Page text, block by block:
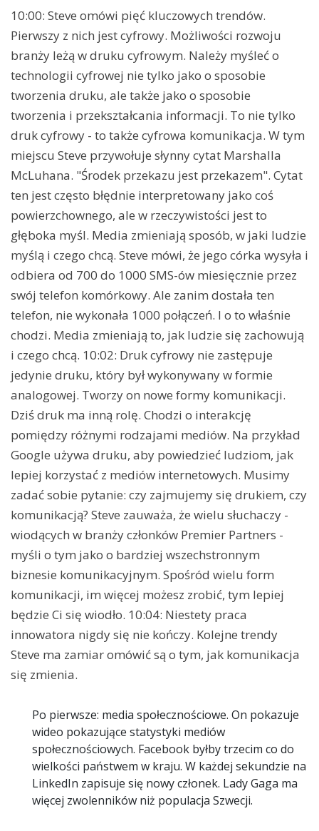
10:00: Steve omówi pięć kluczowych trendów.
Pierwszy z nich jest cyfrowy. Możliwości rozwoju
branży leżą w druku cyfrowym. Należy myśleć o
technologii cyfrowej nie tylko jako o sposobie
tworzenia druku, ale także jako o sposobie
tworzenia i przekształcania informacji. To nie tylko
druk cyfrowy - to także cyfrowa komunikacja. W tym
miejscu Steve przywołuje słynny cytat Marshalla
McLuhana. "Środek przekazu jest przekazem". Cytat
ten jest często błędnie interpretowany jako coś
powierzchownego, ale w rzeczywistości jest to
głęboka myśl. Media zmieniają sposób, w jaki ludzie
myślą i czego chcą. Steve mówi, że jego córka wysyła i
odbiera od 700 do 1000 SMS-ów miesięcznie przez
swój telefon komórkowy. Ale zanim dostała ten
telefon, nie wykonała 1000 połączeń. I o to właśnie
chodzi. Media zmieniają to, jak ludzie się zachowują
i czego chcą. 10:02: Druk cyfrowy nie zastępuje
jedynie druku, który był wykonywany w formie
analogowej. Tworzy on nowe formy komunikacji.
Dziś druk ma inną rolę. Chodzi o interakcję
pomiędzy różnymi rodzajami mediów. Na przykład
Google używa druku, aby powiedzieć ludziom, jak
lepiej korzystać z mediów internetowych. Musimy
zadać sobie pytanie: czy zajmujemy się drukiem, czy
komunikacją? Steve zauważa, że wielu słuchaczy -
wiodących w branży członków Premier Partners -
myśli o tym jako o bardziej wszechstronnym
biznesie komunikacyjnym. Spośród wielu form
komunikacji, im więcej możesz zrobić, tym lepiej
będzie Ci się wiodło. 10:04: Niestety praca
innowatora nigdy się nie kończy. Kolejne trendy
Steve ma zamiar omówić są o tym, jak komunikacja
się zmienia.
Po pierwsze: media społecznościowe. On pokazuje
wideo pokazujące statystyki mediów
społecznościowych. Facebook byłby trzecim co do
wielkości państwem w kraju. W każdej sekundzie na
LinkedIn zapisuje się nowy członek. Lady Gaga ma
więcej zwolenników niż populacja Szwecji.